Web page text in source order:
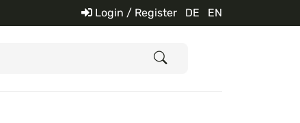
Login / Register DE EN